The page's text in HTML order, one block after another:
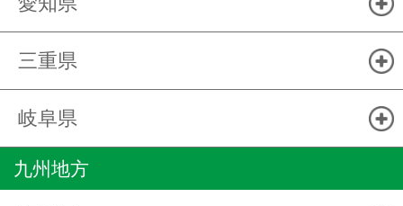
三重県
岐阜県
九州地方